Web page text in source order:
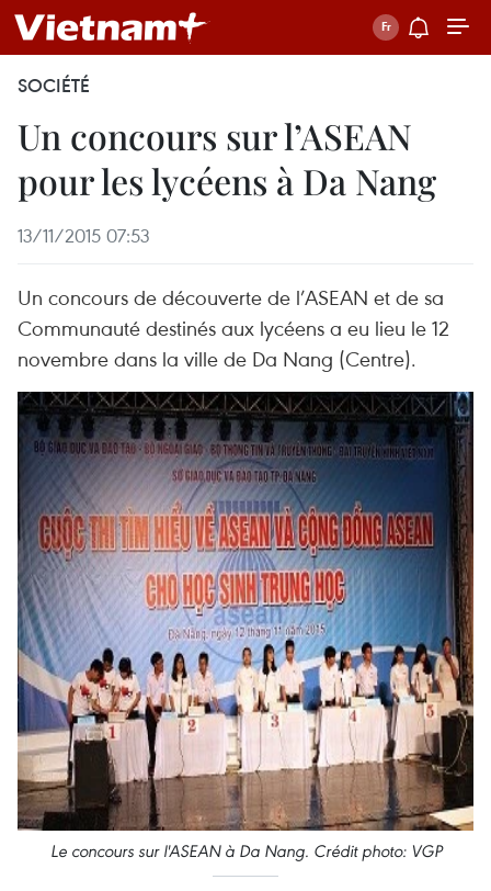
SOCIÉTÉ
Un concours sur l’ASEAN
pour les lycéens à Da Nang
13/11/2015 07:53
Un concours de découverte de l’ASEAN et de sa
Communauté destinés aux lycéens a eu lieu le 12
novembre dans la ville de Da Nang (Centre).
Le concours sur l'ASEAN à Da Nang. Crédit photo: VGP